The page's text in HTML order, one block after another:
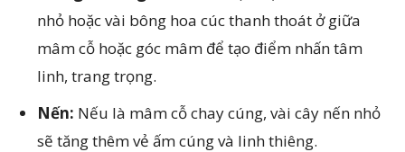
nhỏ hoặc vài bông hoa cúc thanh thoát ở giữa
mâm cỗ hoặc góc mâm để tạo điểm nhấn tâm
linh, trang trọng.
Nến: Nếu là mâm cỗ chay cúng, vài cây nến nhỏ
sẽ tăng thêm vẻ ấm cúng và linh thiêng.